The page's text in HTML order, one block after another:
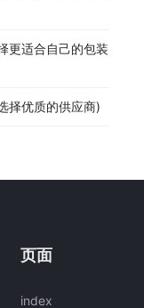
更适合自己的包装
择优质的供应商)
页面
index